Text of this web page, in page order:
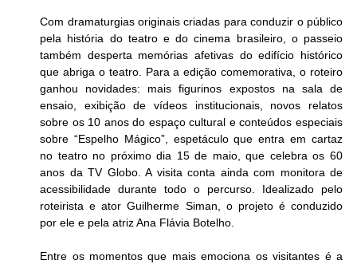
Com dramaturgias originais criadas para conduzir o público
pela história do teatro e do cinema brasileiro, o passeio
também desperta memórias afetivas do edifício histórico
que abriga o teatro. Para a edição comemorativa, o roteiro
ganhou novidades: mais figurinos expostos na sala de
ensaio, exibição de vídeos institucionais, novos relatos
sobre os 10 anos do espaço cultural e conteúdos especiais
sobre “Espelho Mágico”, espetáculo que entra em cartaz
no teatro no próximo dia 15 de maio, que celebra os 60
anos da TV Globo. A visita conta ainda com monitora de
acessibilidade durante todo o percurso. Idealizado pelo
roteirista e ator Guilherme Siman, o projeto é conduzido
por ele e pela atriz Ana Flávia Botelho.
Entre os momentos que mais emociona os visitantes é a